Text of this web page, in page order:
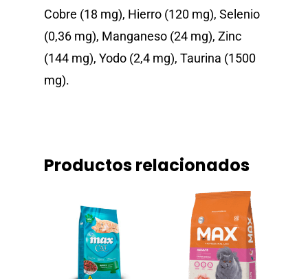
Cobre (18 mg), Hierro (120 mg), Selenio
(0,36 mg), Manganeso (24 mg), Zinc
(144 mg), Yodo (2,4 mg), Taurina (1500
mg).
Productos relacionados